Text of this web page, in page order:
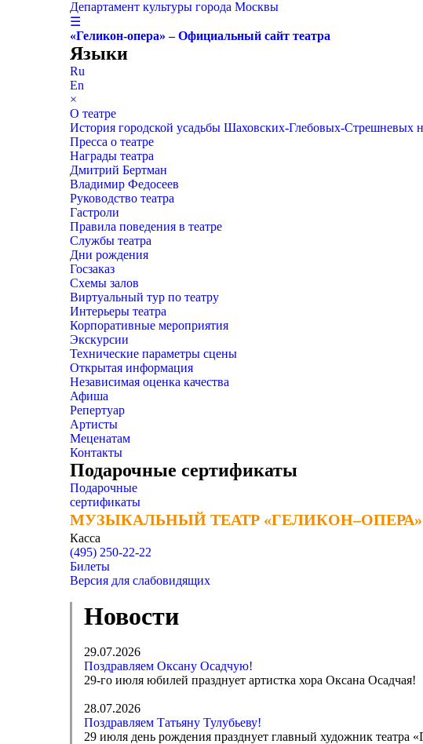
Департамент культуры города Москвы
☰
«Геликон-опера» – Официальный сайт театра
Языки
Ru
En
×
О театре
История городской усадьбы Шаховских-Глебовых-Стрешневых
Пресса о театре
Награды театра
Дмитрий Бертман
Владимир Федосеев
Руководство театра
Гастроли
Правила поведения в театре
Службы театра
Дни рождения
Госзаказ
Схемы залов
Виртуальный тур по театру
Интерьеры театра
Корпоративные мероприятия
Экскурсии
Технические параметры сцены
Открытая информация
Независимая оценка качества
Афиша
Репертуар
Артисты
Меценатам
Контакты
Подарочные сертификаты
Подарочные
сертификаты
МУЗЫКАЛЬНЫЙ ТЕАТР «ГЕЛИКОН–ОПЕРА»
МУЗЫКАЛЬНЫЙ ТЕАТР «ГЕЛИКОН–ОПЕРА»
Касса
(495) 250-22-22
Билеты
Версия для слабовидящих
Новости
29.07.2026
Поздравляем Оксану Осадчую!
29-го июля юбилей празднует артистка хора Оксана Осадчая!
28.07.2026
Поздравляем Татьяну Тулубьеву!
29 июля день рождения празднует главный художник театра